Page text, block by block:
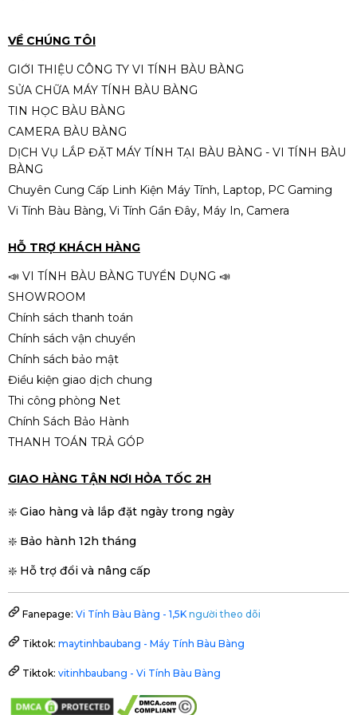
-17%
8GB Shadow2X OC GDDR7
(N5060WF2MAX OC-8GD)
9.390.000đ
VỀ CHÚNG TÔI
GIỚI THIỆU CÔNG TY VI TÍNH BÀU BÀNG
SỬA CHỮA MÁY TÍNH BÀU BÀNG
TIN HỌC BÀU BÀNG
CAMERA BÀU BÀNG
DỊCH VỤ LẮP ĐẶT MÁY TÍNH TẠI BÀU BÀNG - VI TÍNH BÀU
BÀNG
Chuyên Cung Cấp Linh Kiện Máy Tính, Laptop, PC Gaming
Vi Tính Bàu Bàng, Vi Tính Gần Đây, Máy In, Camera
HỖ TRỢ KHÁCH HÀNG
📣 VI TÍNH BÀU BÀNG TUYỂN DỤNG 📣
SHOWROOM
Chính sách thanh toán
Chính sách vận chuyển
Chính sách bảo mật
Điều kiện giao dịch chung
Thi công phòng Net
Chính Sách Bảo Hành
THANH TOÁN TRẢ GÓP
GIAO HÀNG TẬN NƠI HỎA TỐC 2H
❇️ Giao hàng và lắp đặt ngày trong ngày
❇️ Bảo hành 12h tháng
❇️ Hỗ trợ đổi và nâng cấp
Fanepage: Vi Tính Bàu Bàng - 1,5K người theo dõi
Tiktok: maytinhbaubang - Máy Tính Bàu Bàng
Tiktok: vitinhbaubang - Vi Tính Bàu Bàng